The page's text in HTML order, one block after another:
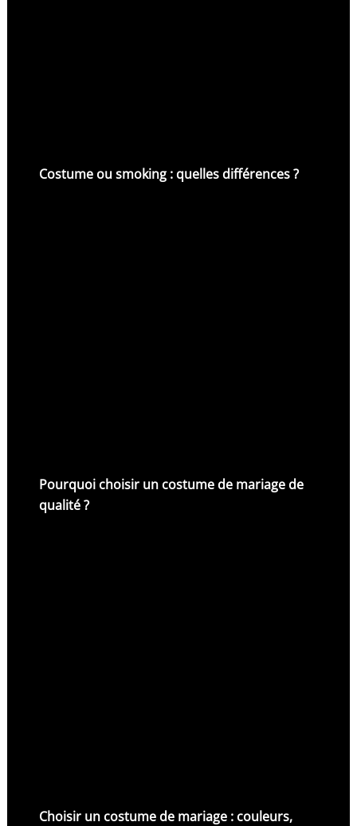
Costume ou smoking : quelles différences ?
Pourquoi choisir un costume de mariage de
qualité ?
Choisir un costume de mariage : couleurs,